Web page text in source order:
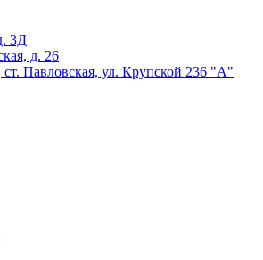
3Д
д. 26
Павловская, ул. Крупской 236 "А"